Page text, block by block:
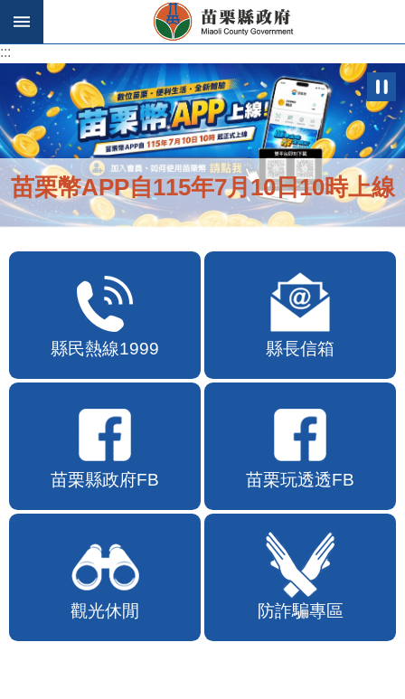
跳到主要內容區塊
:::
苗栗幣APP自115年7月10日10時上線
縣民熱線1999 縣長信箱
苗栗縣政府FB 苗栗玩透透FB
觀光休閒 防詐騙專區